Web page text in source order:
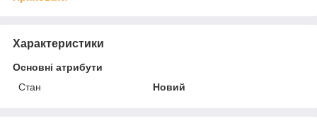
Характеристики
Основні атрибути
Стан
Новий